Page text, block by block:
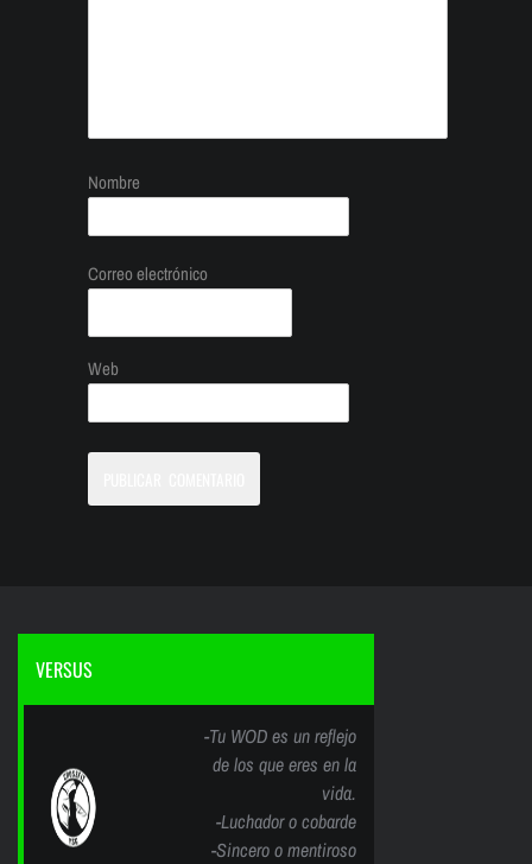
Nombre
Correo electrónico
Web
VERSUS
-Tu WOD es un reflejo
de los que eres en la
vida.
-Luchador o cobarde
-Sincero o mentiroso